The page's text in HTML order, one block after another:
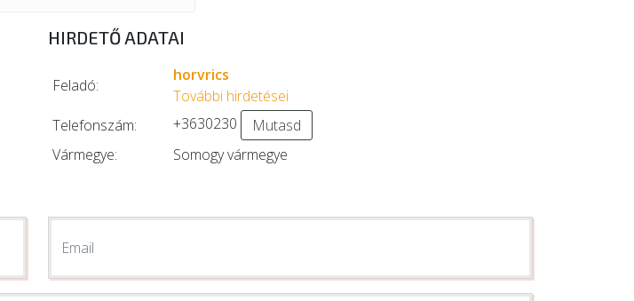
HIRDETŐ ADATAI
Feladó:
horvrics
További hirdetései
Telefonszám:
+3630230
Mutasd
Vármegye:
Somogy vármegye
Email